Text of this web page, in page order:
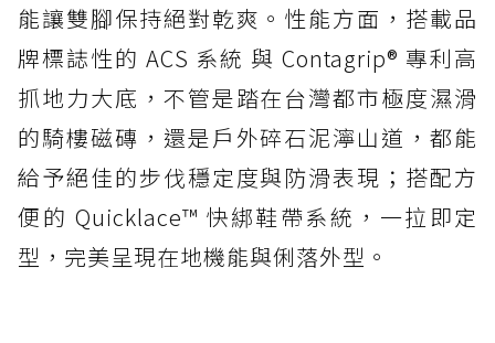
能讓雙腳保持絕對乾爽。性能方面，搭載品
牌標誌性的 ACS 系統 與 Contagrip® 專利高
抓地力大底，不管是踏在台灣都市極度濕滑
的騎樓磁磚，還是戶外碎石泥濘山道，都能
給予絕佳的步伐穩定度與防滑表現；搭配方
便的 Quicklace™ 快綁鞋帶系統，一拉即定
型，完美呈現在地機能與俐落外型。